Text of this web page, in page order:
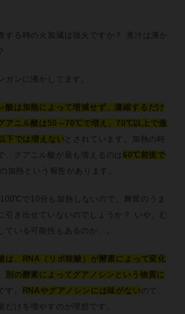
する時の火加減は強火ですか？ 煮汁は沸か
ガンに沸かしてます。
酸は加熱によって増減せず、濃縮するだけ
アニル酸は50～70℃で増え、70℃以上で激
下では増えない とされています。加熱の時
、グアニル酸が最も増えるのは 60℃前後で
の加熱という報告があります。
で10分も加熱しないので、舞茸のうま
引き出せていないのでしょうか？ いや、む
ている可能性もあるのか…。
は、RNA（リボ核酸）が酵素によって変化
別の酵素によってグアノシンという物質に
す。 RNAやグアノシンには味がない ので、
だけを増やすのが理想です。